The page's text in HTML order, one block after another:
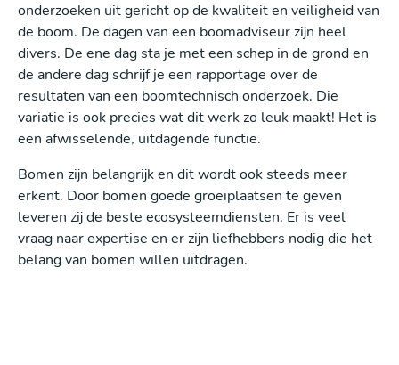
onderzoeken uit gericht op de kwaliteit en veiligheid van
de boom. De dagen van een boomadviseur zijn heel
divers. De ene dag sta je met een schep in de grond en
de andere dag schrijf je een rapportage over de
resultaten van een boomtechnisch onderzoek. Die
variatie is ook precies wat dit werk zo leuk maakt! Het is
een afwisselende, uitdagende functie.
Bomen zijn belangrijk en dit wordt ook steeds meer
erkent. Door bomen goede groeiplaatsen te geven
leveren zij de beste ecosysteemdiensten. Er is veel
vraag naar expertise en er zijn liefhebbers nodig die het
belang van bomen willen uitdragen.